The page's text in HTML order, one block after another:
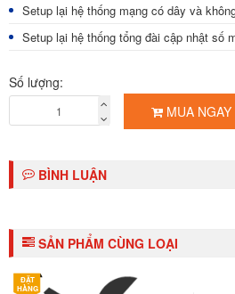
Setup lại hệ thống mạng có dây và
Setup lại hệ thống tổng đài cập nhật số
Số lượng:
MUA NGAY
BÌNH LUẬN
SẢN PHẨM CÙNG LOẠI
ĐẶT
HÀNG